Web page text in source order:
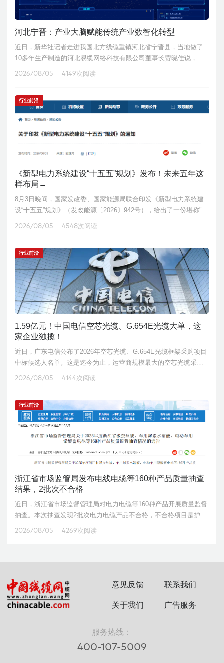
河北宁晋：产业大脑赋能传统产业数智化转型
近日，新华社记者走进我国北方线缆重镇河北省宁晋县，当地做了
10多年生产制造的河北易缆网络科技有限公司董事长贾晓佳说，当
年他提出要做“数据生意”时，产业链上下游的企业家们一头雾水；仅
两三年间，这家企业开
2026/08/05 4149次阅读
行业前沿
《新型电力系统建设“十五五”规划》发布！未来五年这
样布局→
8月3日晚间，国家发改委、国家能源局联合印发《新型电力系统建
设“十五五”规划》（发改能源〔2026〕942号），给出了一份堪称"电
力版五年施工图"的硬核清单：到2030年，新型电力系统初步建成，
2026/08/05 4548次阅读
行业前沿
1.59亿元！中国电信空芯光缆、G.654E光缆大单，这
家企业独揽！
近日，广东电信公布了2026年空芯光缆、G.654E光缆框架采购项目
中标候选人名单。这是迄今为止，运营商规模最大的空芯光缆采购
项目。
2026/08/05 4144次阅读
行业前沿
浙江省市场监管局发布电线电缆等160种产品质量抽查
结果，2批次不合格
近日，浙江省市场监督管理局对电力电缆等160种产品开展质量监督
抽查。本次抽查发现2批次电力电缆产品不合格，不合格项目是护套
厚度测量；绝缘热收缩试验。
2026/08/05 4269次阅读
意见反馈 联系我们
关于我们 广告服务
服务热线：
400-107-5009